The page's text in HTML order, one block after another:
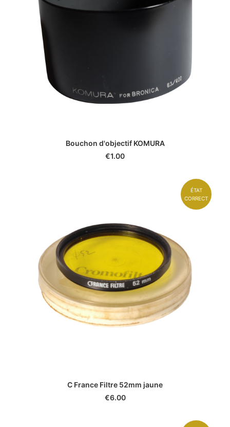
Bouchon d'objectif KOMURA
€1.00
ÉTAT
CORRECT
C France Filtre 52mm jaune
€6.00